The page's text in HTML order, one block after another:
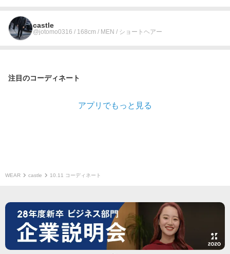
castle
@jotomo0316 / 168cm / MEN / ショートヘアー
注目のコーディネート
アプリでもっと見る
WEAR castle 10.11 コーディネート